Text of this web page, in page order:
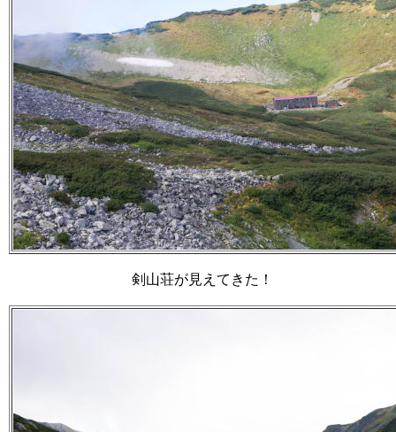
剣山荘が見えてきた！